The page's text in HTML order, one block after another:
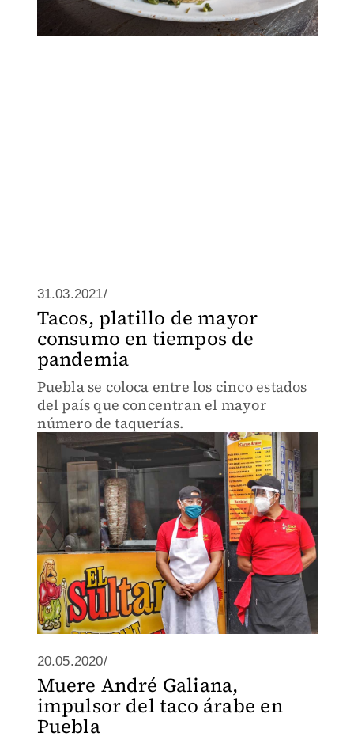
31.03.2021/
Tacos, platillo de mayor
consumo en tiempos de
pandemia
Puebla se coloca entre los cinco estados
del país que concentran el mayor
número de taquerías.
20.05.2020/
Muere André Galiana,
impulsor del taco árabe en
Puebla